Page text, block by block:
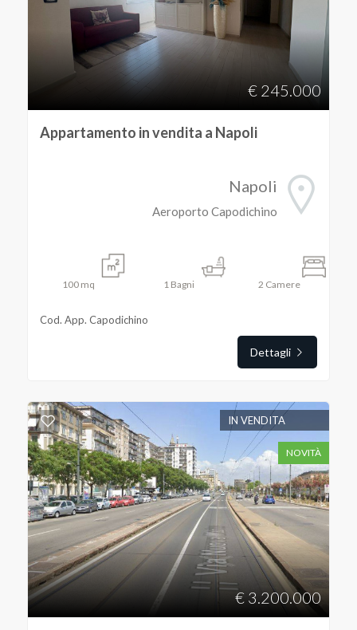
€ 245.000
Appartamento in vendita a Napoli
Napoli
Aeroporto Capodichino
100mq 1Bagni 2 Camere
Cod. App. Capodichino
Dettagli
IN VENDITA
NOVITÀ
€ 3.200.000